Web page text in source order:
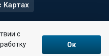
Картах
с
Ок